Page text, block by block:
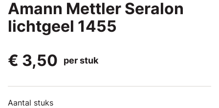
Amann Mettler Seralon
lichtgeel 1455
€ 3,50
per stuk
Aantal stuks